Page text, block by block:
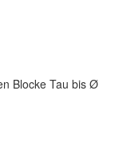
Blocke Tau bis Ø